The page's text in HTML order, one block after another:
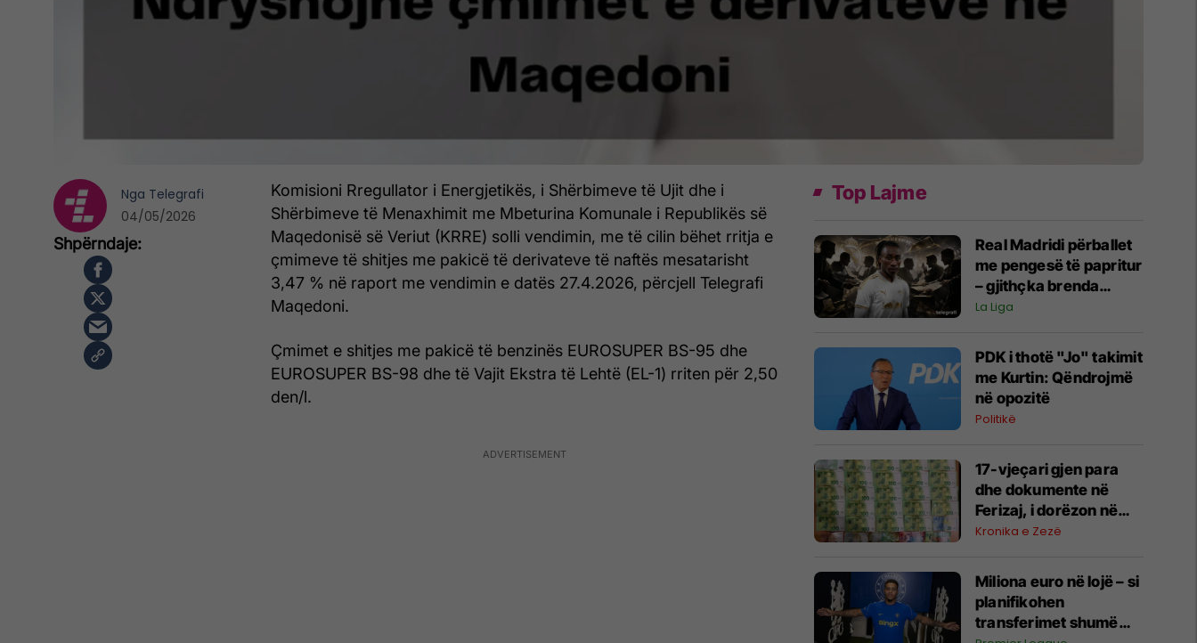
Komisioni Rregullator i Energjetikës, i Shërbimeve të Ujit dhe i
Shërbimeve të Menaxhimit me Mbeturina Komunale i Republikës së
Maqedonisë së Veriut (KRRE) solli vendimin, me të cilin bëhet rritja e
çmimeve të shitjes me pakicë të derivateve të naftës mesatarisht
3,47 % në raport me vendimin e datës 27.4.2026, përcjell Telegrafi
Maqedoni.
Çmimet e shitjes me pakicë të benzinës EUROSUPER BS-95 dhe
EUROSUPER BS-98 dhe të Vajit Ekstra të Lehtë (EL-1) rriten për 2,50
den/l.
Nga Telegrafi
04/05/2026
Top Lajme
Real Madridi përballet
me pengesë të papritur
– gjithçka brenda
betejës ligjore për
vonon marrëveshjen
La Liga
PDK i thotë "Jo" takimit
me Kurtin: Qëndrojmë
në opozitë
Politikë
17-vjeçari gjen para
dhe dokumente në
Ferizaj, i dorëzon në
polici
Kronika e Zezë
Miliona euro në lojë – si
planifikohen
transferimet shumë